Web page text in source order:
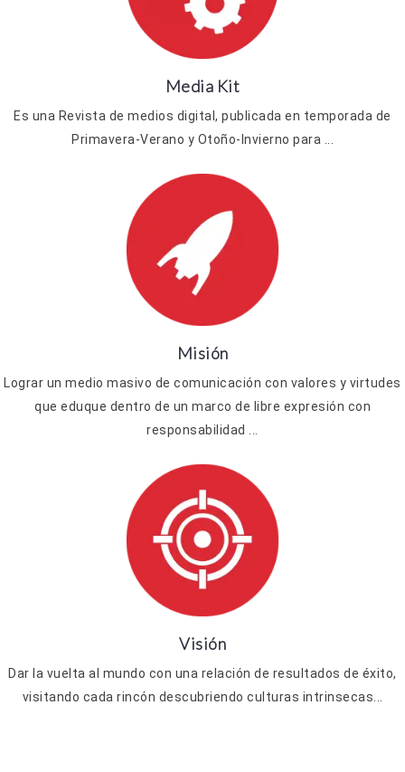
Media Kit
Es una Revista de medios digital, publicada en temporada de
Primavera-Verano y Otoño-Invierno para ...
Misión
Lograr un medio masivo de comunicación con valores y virtudes
que eduque dentro de un marco de libre expresión con
responsabilidad ...
Visión
Dar la vuelta al mundo con una relación de resultados de éxito,
visitando cada rincón descubriendo culturas intrinsecas...